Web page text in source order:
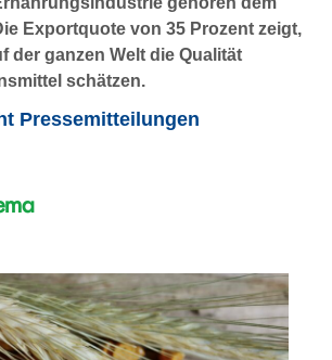
Exportquote von 35 Prozent zeigt,
der ganzen Welt die Qualität
schätzen.
Pressemitteilungen